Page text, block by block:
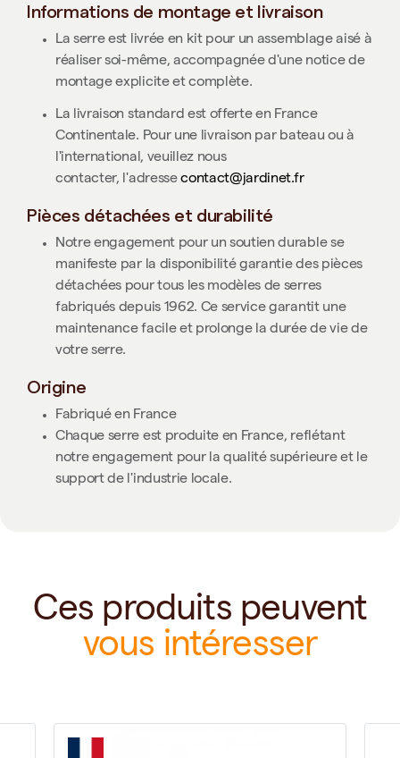
Informations de montage et livraison
La serre est livrée en kit pour un assemblage aisé à
réaliser soi-même, accompagnée d'une notice de
montage explicite et complète.
La livraison standard est offerte en France
Continentale. Pour une livraison par bateau ou à
l'international, veuillez nous
contacter, l'adressecontact@jardinet.fr
Pièces détachées et durabilité
Notre engagement pour un soutien durable se
manifeste par la disponibilité garantie des pièces
détachées pour tous les modèles de serres
fabriqués depuis 1962. Ce service garantit une
maintenance facile et prolonge la durée de vie de
votre serre.
Origine
Fabriqué en France
Chaque serre est produite en France, reflétant
notre engagement pour la qualité supérieure et le
support de l'industrie locale.
Ces produits peuvent
vous intéresser